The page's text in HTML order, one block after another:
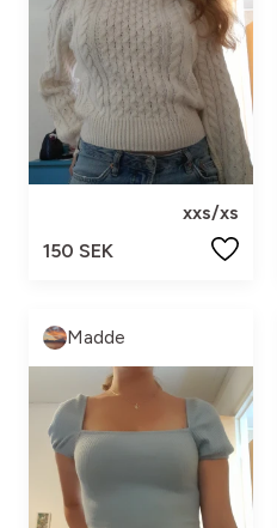
xxs/xs
150 SEK
Madde